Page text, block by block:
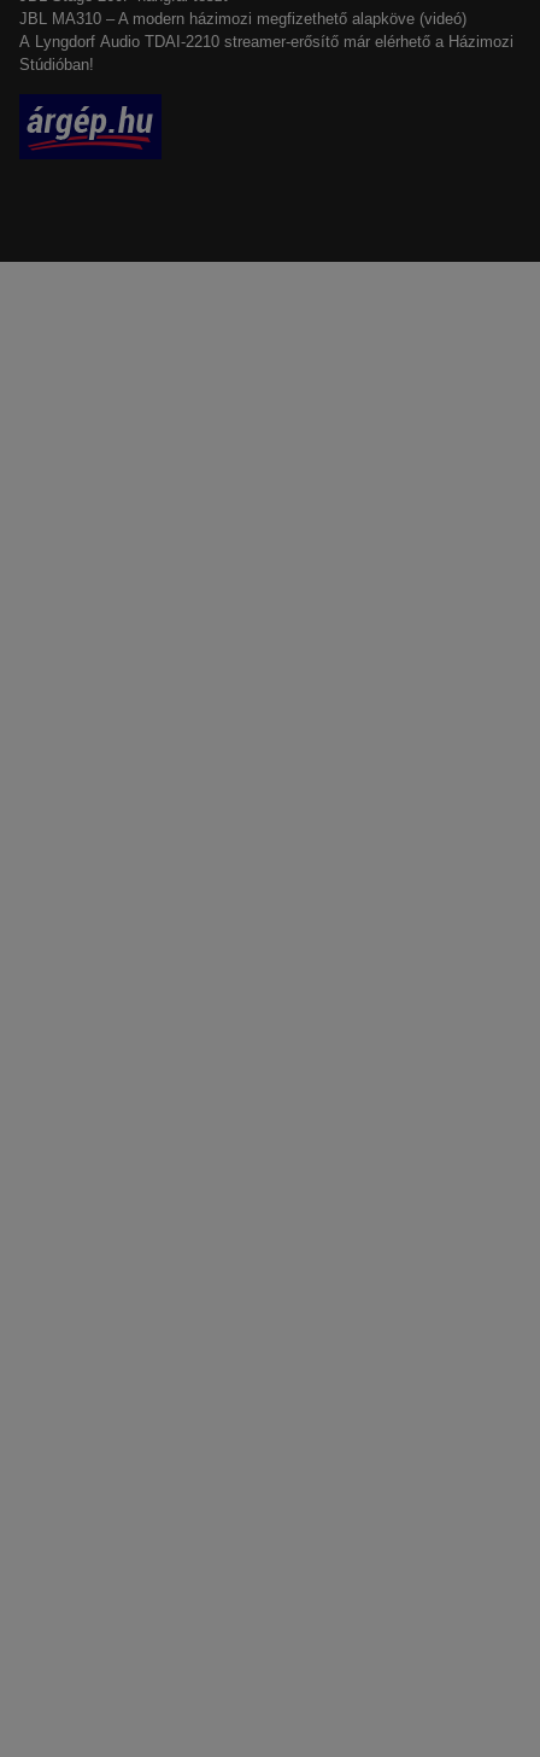
JBL MA310 – A modern házimozi megfizethető alapköve (videó)
A Lyngdorf Audio TDAI-2210 streamer-erősítő már elérhető a Házimozi
Stúdióban!